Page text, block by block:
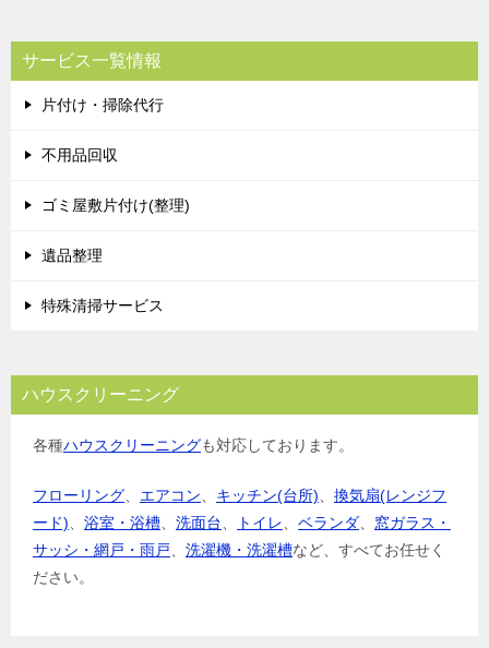
サービス一覧情報
片付け・掃除代行
不用品回収
ゴミ屋敷片付け(整理)
遺品整理
特殊清掃サービス
ハウスクリーニング
各種ハウスクリーニングも対応しております。
フローリング エアコン キッチン(台所)
換気扇(レンジフ
ード)
浴室・浴槽 洗面台 トイレ ベランダ
窓ガラス・
サッシ・網戸・雨戸
洗濯機・洗濯槽など、すべてお任せく
ださい。